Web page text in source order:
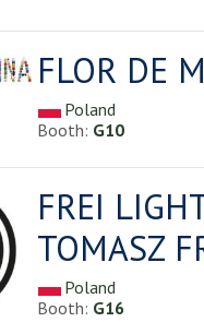
FLOR DE
Poland
Booth: G10
FREI
TOMASZ
Poland
Booth: G16